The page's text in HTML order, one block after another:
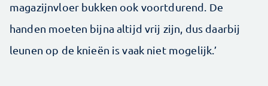
magazijnvloer bukken ook voortdurend. De
handen moeten bijna altijd vrij zijn, dus daarbij
leunen op de knieën is vaak niet mogelijk.’